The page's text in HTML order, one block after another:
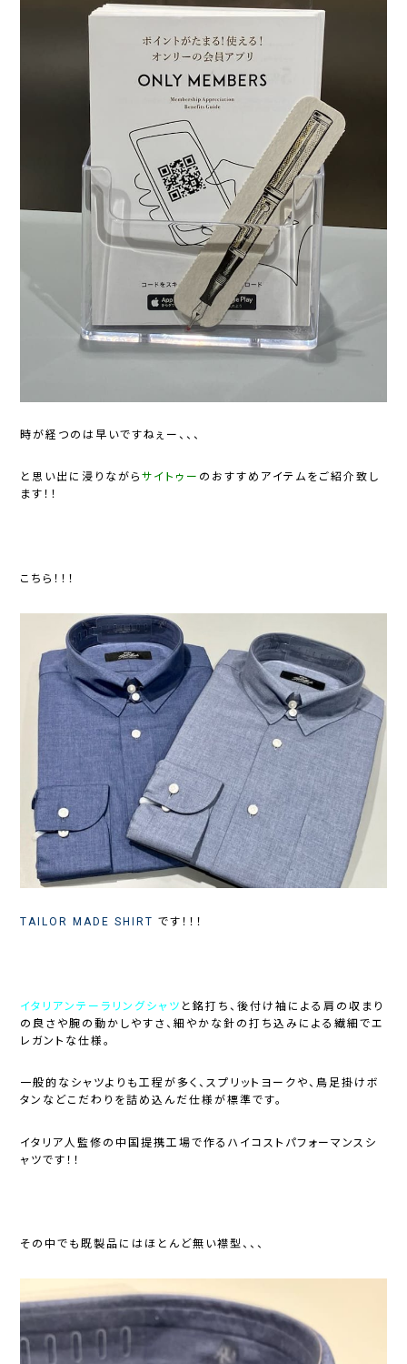
時が経つのは早いですねぇー、、、
と思い出に浸りながらサイトゥー のおすすめアイテムをご紹介致し
ます！！
こちら！！！
TAILOR MADE SHIRT です！！！
イタリアンテーラリングシャツ と銘打ち、後付け袖による肩の収まり
の良さや腕の動かしやすさ、細やかな針の打ち込みによる繊細でエ
レガントな仕様。
一般的なシャツよりも工程が多く、スプリットヨークや、鳥足掛けボ
タンなどこだわりを詰め込んだ仕様が標準です。
イタリア人監修の中国提携工場で作るハイコストパフォーマンスシ
ャツです！！
その中でも既製品にはほとんど無い襟型、、、